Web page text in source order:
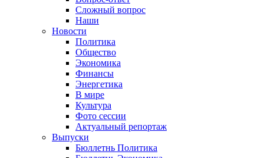
Сложный вопрос
Наши
Новости
Политика
Общество
Экономика
Финансы
Энергетика
В мире
Культура
Фото сессии
Актуальный репортаж
Выпуски
Бюллетнь Политика